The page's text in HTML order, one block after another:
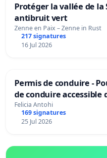
Protéger la vallée de
antibruit vert
Zenne en Paix – Zenne in Rust
217 signatures
16 Jul 2026
Permis de conduire -
de conduire accessible
Bruxelles
Felicia Antohi
169 signatures
25 Jul 2026